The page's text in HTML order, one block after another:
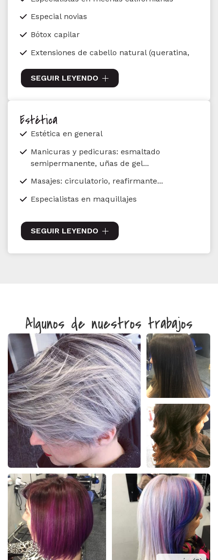
Especial novias
Bótox capilar
Extensiones de cabello natural (queratina,
Peinados
Lavados
Tintes
SEGUIR LEYENDO
Estética
Estética en general
Manicuras y pedicuras: esmaltado
semipermanente, uñas de gel...
Masajes: circulatorio, reafirmante...
Especialistas en maquillajes
Tratamientos corporales y faciales
Cursos de automaquillaje
médico
SEGUIR LEYENDO
Algunos de nuestros trabajos